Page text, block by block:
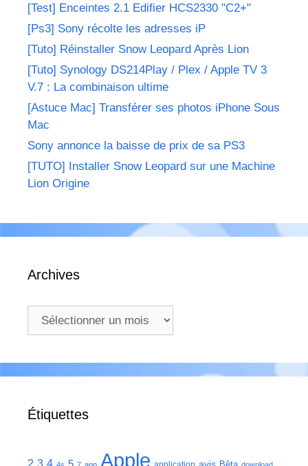
[Test] Enceintes 2.1 Edifier HCS2330 "C2+"
[Ps3] Sony récolte les adresses iP
[Tuto] Réinstaller Snow Leopard Après Lion
[Tuto] Synology DS214Play / Plex / Apple TV 3
V.7 : La combinaison ultime
[Astuce Mac] Transférer ses photos iPhone Sous
Mac
Sony annonce la baisse de prix de sa PS3
[TUTO] Installer Snow Leopard sur une Machine
Lion Origine
Archives
Archives
Étiquettes
2 3 4 Apple